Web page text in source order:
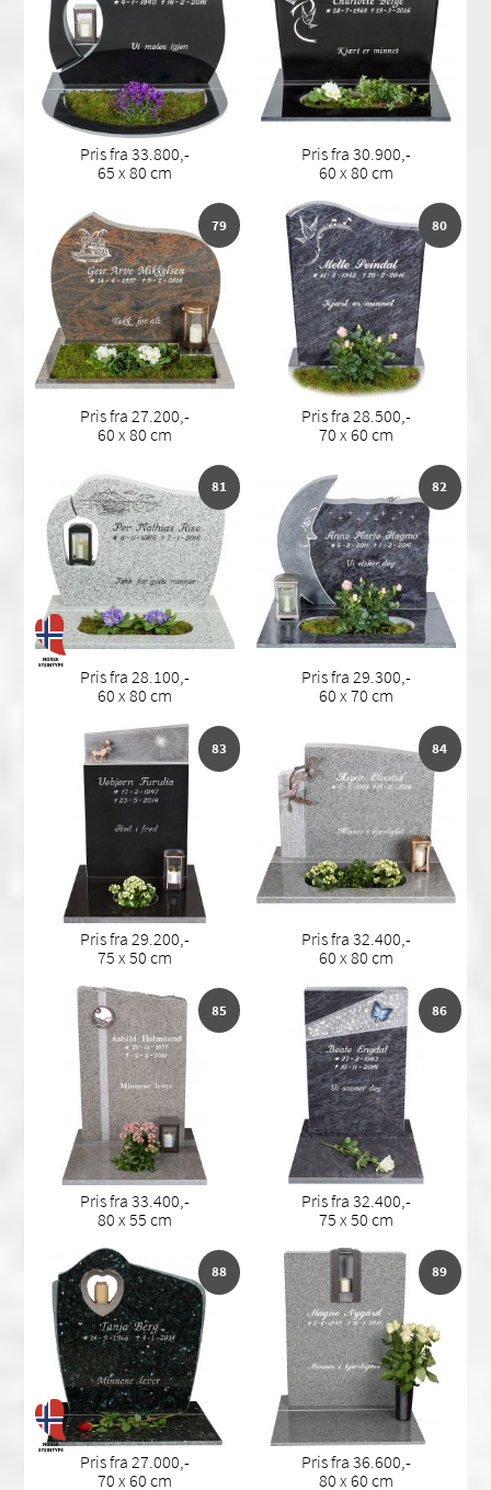
Pris fra 33.800,-
65 x 80 cm
Pris fra 30.900,-
60 x 80 cm
79
Pris fra 27.200,-
60 x 80 cm
80
Pris fra 28.500,-
70 x 60 cm
81
Pris fra 28.100,-
60 x 80 cm
82
Pris fra 29.300,-
60 x 70 cm
83
Pris fra 29.200,-
75 x 50 cm
84
Pris fra 32.400,-
60 x 80 cm
85
Pris fra 33.400,-
80 x 55 cm
86
Pris fra 32.400,-
75 x 50 cm
88
Pris fra 27.000,-
70 x 60 cm
89
Pris fra 36.600,-
80 x 60 cm